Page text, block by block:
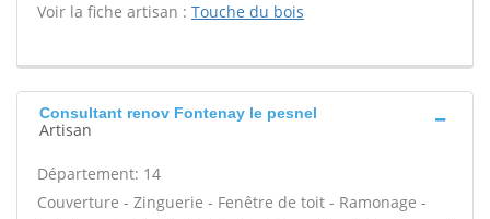
Voir la fiche artisan : Touche du bois
Consultant renov Fontenay le pesnel
Artisan
Département: 14
Couverture - Zinguerie - Fenêtre de toit - Ramonage -